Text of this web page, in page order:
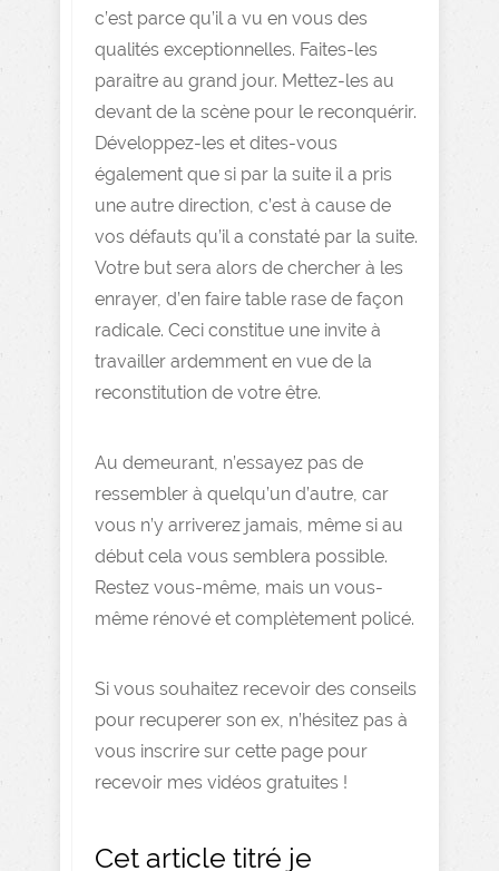
c’est parce qu’il a vu en vous des
qualités exceptionnelles. Faites-les
paraitre au grand jour. Mettez-les au
devant de la scène pour le reconquérir.
Développez-les et dites-vous
également que si par la suite il a pris
une autre direction, c’est à cause de
vos défauts qu’il a constaté par la suite.
Votre but sera alors de chercher à les
enrayer, d’en faire table rase de façon
radicale. Ceci constitue une invite à
travailler ardemment en vue de la
reconstitution de votre être.
Au demeurant, n’essayez pas de
ressembler à quelqu’un d’autre, car
vous n’y arriverez jamais, même si au
début cela vous semblera possible.
Restez vous-même, mais un vous-
même rénové et complètement policé.
Si vous souhaitez recevoir des conseils
pour recuperer son ex, n’hésitez pas à
vous inscrire sur cette page pour
recevoir mes vidéos gratuites !
Cet article titré je